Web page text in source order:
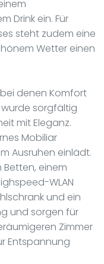
Drink ein. Für
steht zudem eine
Wetter einen
denen Komfort
wurde sorgfältig
mit Eleganz.
Mobiliar
Ausruhen einlädt.
einem
WLAN
und ein
und sorgen für
Zimmer
Entspannung